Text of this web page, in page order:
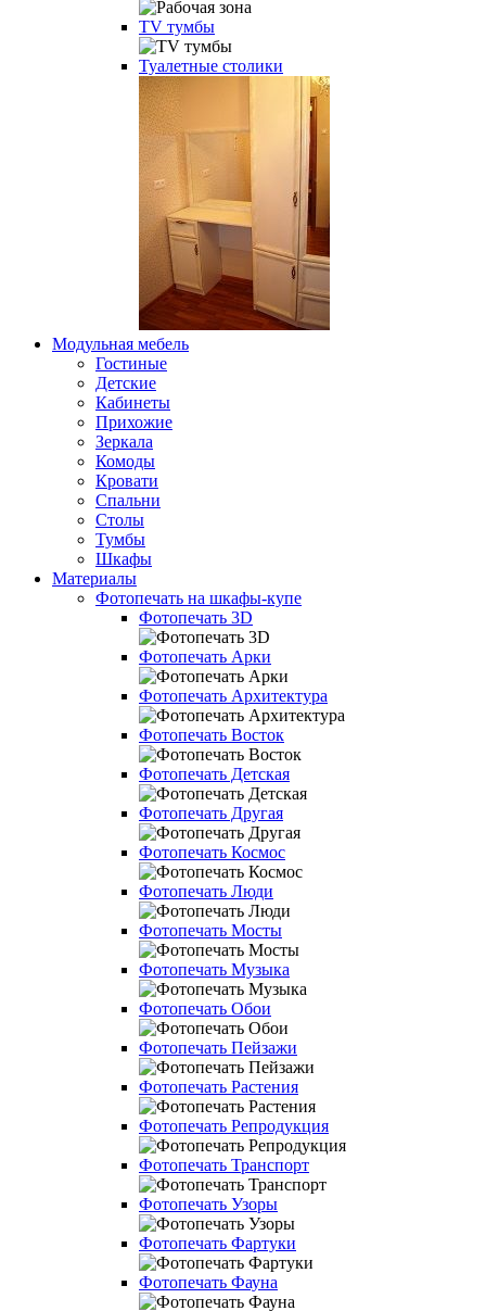
TV тумбы
Туалетные столики
Модульная мебель
Гостиные
Детские
Кабинеты
Прихожие
Зеркала
Комоды
Кровати
Спальни
Столы
Тумбы
Шкафы
Материалы
Фотопечать на шкафы-купе
Фотопечать 3D
Фотопечать Арки
Фотопечать Архитектура
Фотопечать Восток
Фотопечать Детская
Фотопечать Другая
Фотопечать Космос
Фотопечать Люди
Фотопечать Мосты
Фотопечать Музыка
Фотопечать Обои
Фотопечать Пейзажи
Фотопечать Растения
Фотопечать Репродукция
Фотопечать Транспорт
Фотопечать Узоры
Фотопечать Фартуки
Фотопечать Фауна